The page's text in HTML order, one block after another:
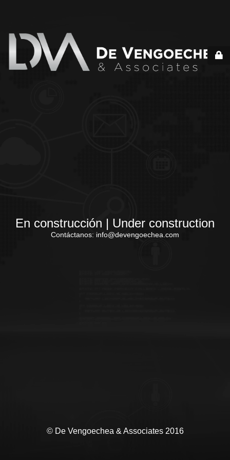
En construcción | Under construction
Contáctanos: info@devengoechea.com
© De Vengoechea & Associates 2016